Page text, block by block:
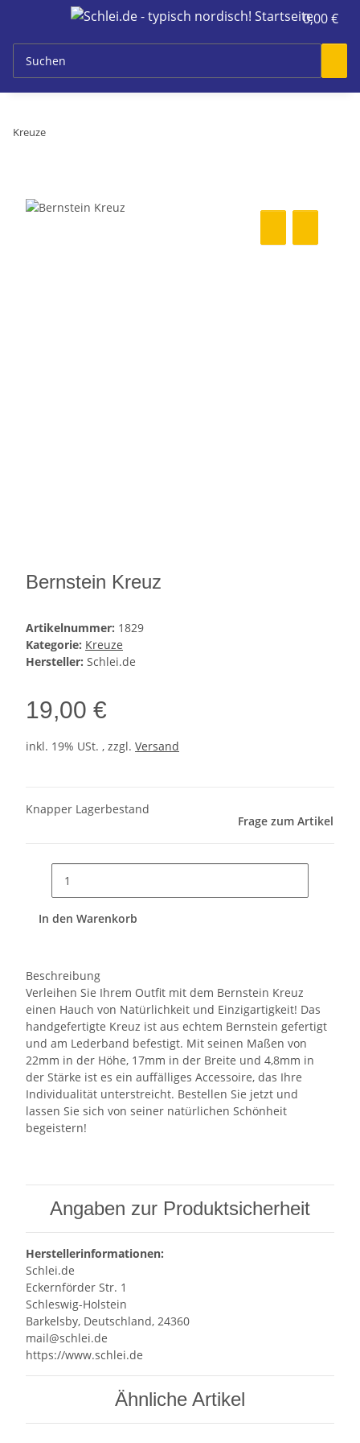
0,00 €
Kreuze
Bernstein Kreuz
Artikelnummer: 1829
Kategorie: Kreuze
Hersteller: Schlei.de
19,00 €
inkl. 19% USt. , zzgl. Versand
Knapper Lagerbestand
Frage zum Artikel
In den Warenkorb
Beschreibung
Verleihen Sie Ihrem Outfit mit dem Bernstein Kreuz
einen Hauch von Natürlichkeit und Einzigartigkeit! Das
handgefertigte Kreuz ist aus echtem Bernstein gefertigt
und am Lederband befestigt. Mit seinen Maßen von
22mm in der Höhe, 17mm in der Breite und 4,8mm in
der Stärke ist es ein auffälliges Accessoire, das Ihre
Individualität unterstreicht. Bestellen Sie jetzt und
lassen Sie sich von seiner natürlichen Schönheit
begeistern!
Angaben zur Produktsicherheit
Herstellerinformationen:
Schlei.de
Eckernförder Str. 1
Schleswig-Holstein
Barkelsby, Deutschland, 24360
mail@schlei.de
https://www.schlei.de
Ähnliche Artikel